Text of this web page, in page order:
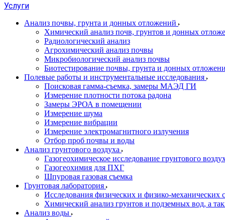
Услуги
Анализ почвы, грунта и донных отложений
Химический анализ почв, грунтов и донных
Радиологический анализ
Агрохимический анализ почвы
Микробиологический анализ почвы
Биотестирование почвы, грунта и донных
Полевые работы и инструментальные исследования
Поисковая гамма-съемка, замеры МАЭД ГИ
Измерение плотности потока радона
Замеры ЭРОА в помещении
Измерение шума
Измерение вибрации
Измерение электромагнитного излучения
Отбор проб почвы и воды
Анализ грунтового воздуха
Газогеохимическое исследование грунтового
Газогеохимия для ПХГ
Шпуровая газовая съемка
Грунтовая лаборатория
Исследования физических и физико-механических
Химический анализ грунтов и подземных вод, а
Анализ воды